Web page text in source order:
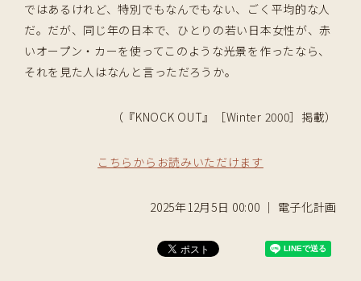
ではあるけれど、特別でもなんでもない、ごく平均的な人
だ。だが、同じ年の日本で、ひとりの若い日本女性が、赤
いオープン・カーを使ってこのような光景を作ったなら、
それを見た人はなんと言っただろうか。
（『KNOCK OUT』［Winter 2000］掲載）
こちらからお読みいただけます
2025年12月5日 00:00 ｜ 電子化計画